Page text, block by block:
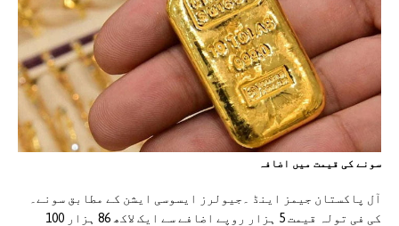
سونے کی قيمت ميں اضافہ
آل پاکستان جیمز اینڈ ۔جیولرز ایسوسی ایشن کے مطابق سونے۔
کی فی تولہ قیمت 5 ہزار روپے اضافے سے ایک لاکھ 86 ہزار 100